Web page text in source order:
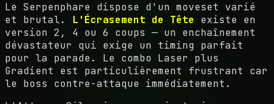
Le Serpenphare dispose d'un moveset varié
et brutal. L'Écrasement de Tête existe en
version 2, 4 ou 6 coups — un enchaînement
dévastateur qui exige un timing parfait
pour la parade. Le combo Laser plus
Gradient est particulièrement frustrant car
le boss contre-attaque immédiatement.